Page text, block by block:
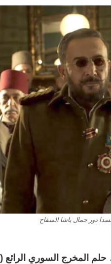
دور جمال باشا السفاح
المخرج السوري الرائع